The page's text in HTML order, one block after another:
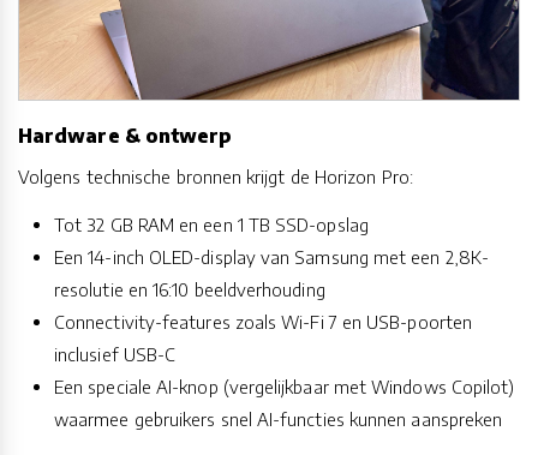
Hardware & ontwerp
Volgens technische bronnen krijgt de Horizon Pro:
Tot 32 GB RAM en een 1 TB SSD-opslag
Een 14-inch OLED-display van Samsung met een 2,8K-
resolutie en 16:10 beeldverhouding
Connectivity-features zoals Wi-Fi 7 en USB-poorten
inclusief USB-C
Een speciale AI-knop (vergelijkbaar met Windows Copilot)
waarmee gebruikers snel AI-functies kunnen aanspreken